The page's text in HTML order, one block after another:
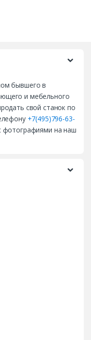
бывшего в
и мебельного
свой станок по
+7(495)796-63-
фотографиями на наш